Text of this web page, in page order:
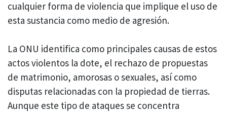
cualquier forma de violencia que implique el uso de
esta sustancia como medio de agresión.
La ONU identifica como principales causas de estos
actos violentos la dote, el rechazo de propuestas
de matrimonio, amorosas o sexuales, así como
disputas relacionadas con la propiedad de tierras.
Aunque este tipo de ataques se concentra